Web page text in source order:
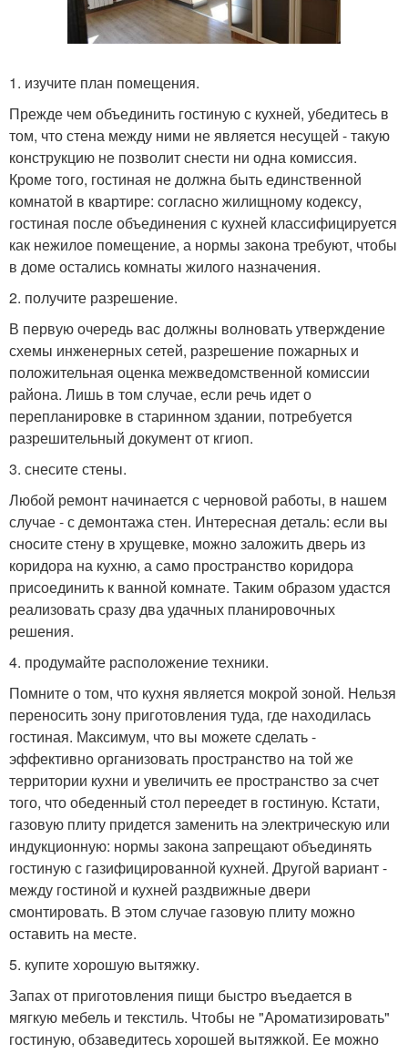
1. изучите план помещения.
Прежде чем объединить гостиную с кухней, убедитесь в
том, что стена между ними не является несущей - такую
конструкцию не позволит снести ни одна комиссия.
Кроме того, гостиная не должна быть единственной
комнатой в квартире: согласно жилищному кодексу,
гостиная после объединения с кухней классифицируется
как нежилое помещение, а нормы закона требуют, чтобы
в доме остались комнаты жилого назначения.
2. получите разрешение.
В первую очередь вас должны волновать утверждение
схемы инженерных сетей, разрешение пожарных и
положительная оценка межведомственной комиссии
района. Лишь в том случае, если речь идет о
перепланировке в старинном здании, потребуется
разрешительный документ от кгиоп.
3. снесите стены.
Любой ремонт начинается с черновой работы, в нашем
случае - с демонтажа стен. Интересная деталь: если вы
сносите стену в хрущевке, можно заложить дверь из
коридора на кухню, а само пространство коридора
присоединить к ванной комнате. Таким образом удастся
реализовать сразу два удачных планировочных
решения.
4. продумайте расположение техники.
Помните о том, что кухня является мокрой зоной. Нельзя
переносить зону приготовления туда, где находилась
гостиная. Максимум, что вы можете сделать -
эффективно организовать пространство на той же
территории кухни и увеличить ее пространство за счет
того, что обеденный стол переедет в гостиную. Кстати,
газовую плиту придется заменить на электрическую или
индукционную: нормы закона запрещают объединять
гостиную с газифицированной кухней. Другой вариант -
между гостиной и кухней раздвижные двери
смонтировать. В этом случае газовую плиту можно
оставить на месте.
5. купите хорошую вытяжку.
Запах от приготовления пищи быстро въедается в
мягкую мебель и текстиль. Чтобы не "Ароматизировать"
гостиную, обзаведитесь хорошей вытяжкой. Ее можно